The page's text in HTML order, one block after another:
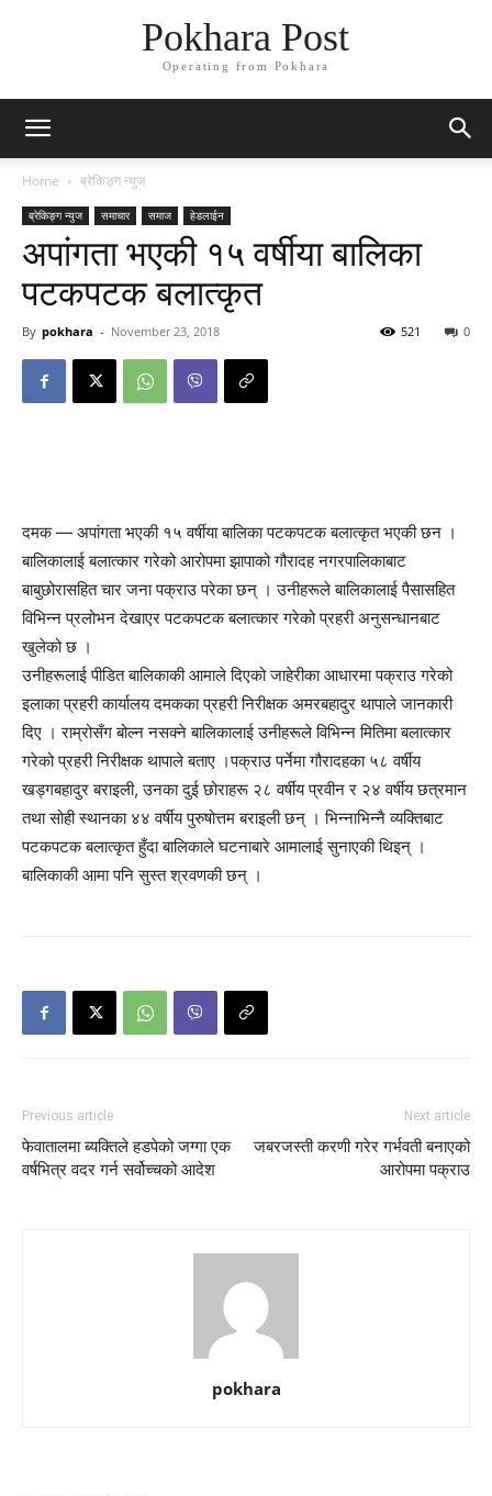
Pokhara Post
Operating from Pokhara
Home ब्रेकिङ्ग न्युज
ब्रेकिङ्ग न्युज समाचार समाज हेडलाईन
अपांगता भएकी १५ वर्षीया बालिका
पटकपटक बलात्कृत
By pokhara - November 23, 2018 0
521
दमक — अपांगता भएकी १५ वर्षीया बालिका पटकपटक बलात्कृत भएकी छन ।
बालिकालाई बलात्कार गरेको आरोपमा झापाको गौरादह नगरपालिकाबाट
बाबुछोरासहित चार जना पक्राउ परेका छन् । उनीहरूले बालिकालाई पैसासहित
विभिन्न प्रलोभन देखाएर पटकपटक बलात्कार गरेको प्रहरी अनुसन्धानबाट
खुलेको छ ।
उनीहरूलाई पीडित बालिकाकी आमाले दिएको जाहेरीका आधारमा पक्राउ गरेको
इलाका प्रहरी कार्यालय दमकका प्रहरी निरीक्षक अमरबहादुर थापाले जानकारी
दिए । राम्रोसँग बोल्न नसक्ने बालिकालाई उनीहरूले विभिन्न मितिमा बलात्कार
गरेको प्रहरी निरीक्षक थापाले बताए ।पक्राउ पर्नेमा गौरादहका ५८ वर्षीय
खड्गबहादुर बराइली, उनका दुई छोराहरू २८ वर्षीय प्रवीन र २४ वर्षीय छत्रमान
तथा सोही स्थानका ४४ वर्षीय पुरुषोत्तम बराइली छन् । भिन्नाभिन्नै व्यक्तिबाट
पटकपटक बलात्कृत हुँदा बालिकाले घटनाबारे आमालाई सुनाएकी थिइन् ।
बालिकाकी आमा पनि सुस्त श्रवणकी छन् ।
Previous article
फेवातालमा ब्यक्तिले हडपेको जग्गा एक
वर्षभित्र वदर गर्न सर्वोच्चको आदेश
Next article
जबरजस्ती करणी गरेर गर्भवती बनाएको
आरोपमा पक्राउ
pokhara